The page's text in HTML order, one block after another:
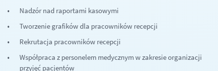
Nadzór nad raportami kasowymi
Tworzenie grafików dla pracowników recepcji
Rekrutacja pracowników recepcji
Współpraca z personelem medycznym w zakresie organizacji
przyjęć pacjentów